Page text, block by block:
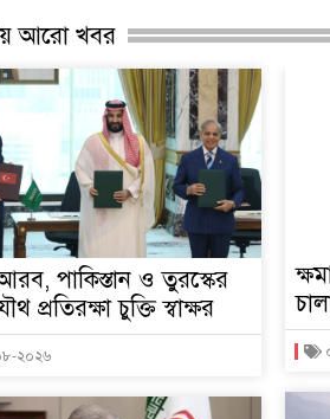
আরো খবর
পাকিস্তান ও তুরস্কের
প্রতিরক্ষা চুক্তি স্বাক্ষর
২০২৬